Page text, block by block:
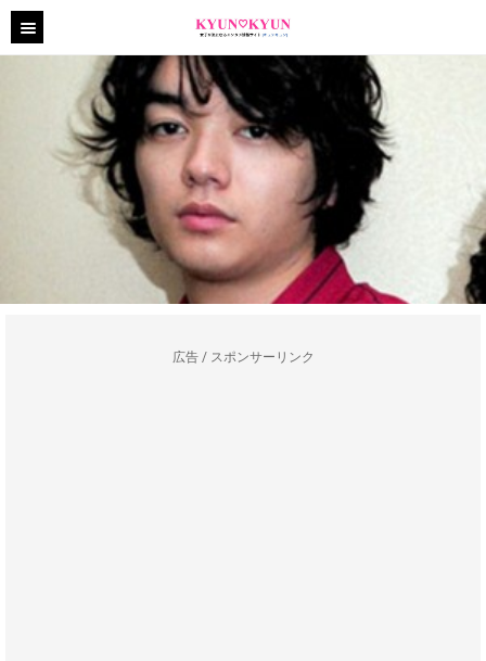
広告 / スポンサーリンク